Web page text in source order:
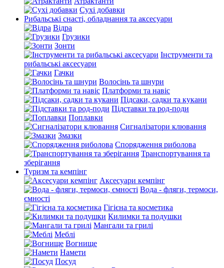
Сухі добавки
Рибальські снасті, обладнання та аксесуари
Відра
Грузики
Зонти
Інструменти та
рибальські аксесуари
Гачки
Волосінь та шнури
Платформи та навіс
Підсаки, садки та кукани
Підставки та род-поди
Поплавки
Сигналізатори клювання
Змазки
Спорядження риболова
Транспортування та
зберігання
Туризм та кемпінг
Аксесуари кемпінг
Вода - фляги, термоси,
ємності
Гігієна та косметика
Килимки та подушки
Мангали та грилі
Меблі
Вогнище
Намети
Посуд